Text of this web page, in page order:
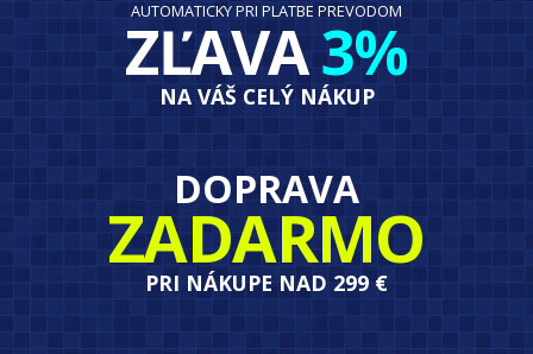
AUTOMATICKY PRI PLATBE PREVODOM
ZĽAVA3%
NA VÁŠ CELÝ NÁKUP
DOPRAVA
ZADARMO
PRI NÁKUPE NAD 299 €